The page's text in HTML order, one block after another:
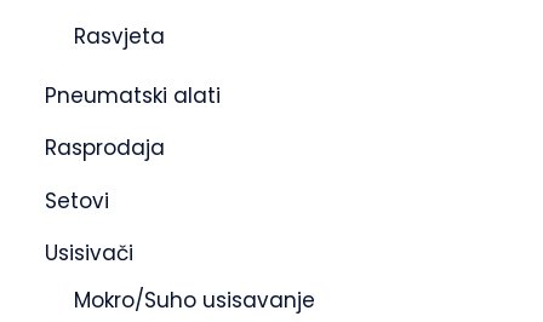
Rasvjeta
Pneumatski alati
Rasprodaja
Setovi
Usisivači
Mokro/Suho usisavanje